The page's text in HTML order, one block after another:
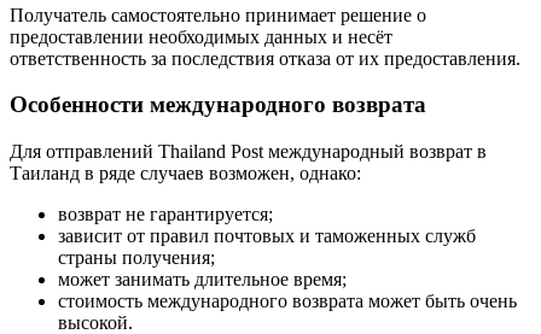
Получатель самостоятельно принимает решение о
предоставлении необходимых данных и несёт
ответственность за последствия отказа от их предоставления.
Особенности международного возврата
Для отправлений Thailand Post международный возврат в
Таиланд в ряде случаев возможен, однако:
возврат не гарантируется;
зависит от правил почтовых и таможенных служб
страны получения;
может занимать длительное время;
стоимость международного возврата может быть очень
высокой.